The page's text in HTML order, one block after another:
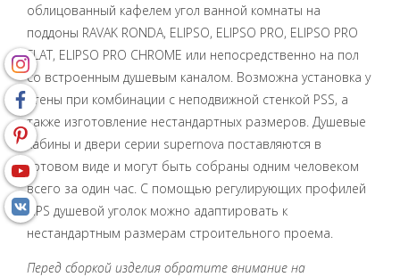
облицованный кафелем угол ванной комнаты на
поддоны RAVAK RONDA, ELIPSO, ELIPSO PRO, ELIPSO PRO
FLAT, ELIPSO PRO CHROME или непосредственно на пол
со встроенным душевым каналом. Возможна установка у
стены при комбинации с неподвижной стенкой PSS, а
также изготовление нестандартных размеров. Душевые
кабины и двери серии supernova поставляются в
готовом виде и могут быть собраны одним человеком
всего за один час. С помощью регулирующих профилей
NPS душевой уголок можно адаптировать к
нестандартным размерам строительного проема.
Перед сборкой изделия обратите внимание на